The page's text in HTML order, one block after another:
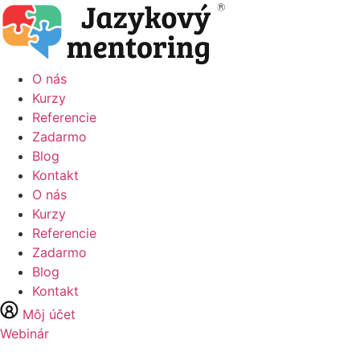
Preskočiť
na
obsah
O nás
Kurzy
Referencie
Zadarmo
Blog
Kontakt
O nás
Kurzy
Referencie
Zadarmo
Blog
Kontakt
Môj účet
Webinár